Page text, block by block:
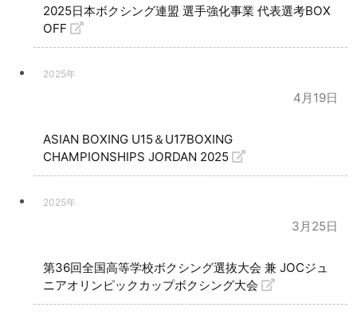
2025日本ボクシング連盟 選手強化事業 代表選考BOX
OFF
2025年
4月19日
ASIAN BOXING U15＆U17BOXING
CHAMPIONSHIPS JORDAN 2025
2025年
3月25日
第36回全国高等学校ボクシング選抜大会 兼 JOCジュ
ニアオリンピックカップボクシング大会